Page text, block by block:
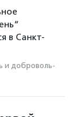
в Санкт-
и доброволь­